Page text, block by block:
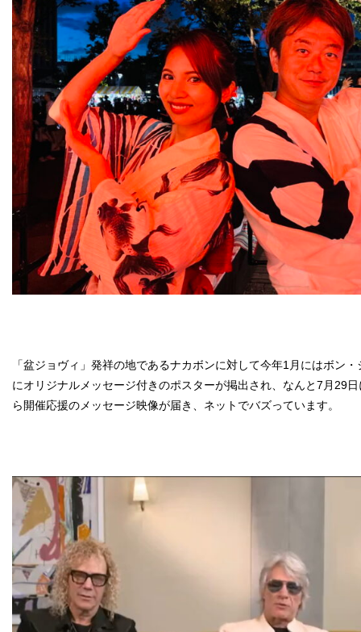
「盆ジョヴィ」発祥の地であるナカボンに対して今年1月にはボン
にオリジナルメッセージ付きのポスターが掲出され、なんと7月29
ら開催応援のメッセージ映像が届き、ネットでバズっています。